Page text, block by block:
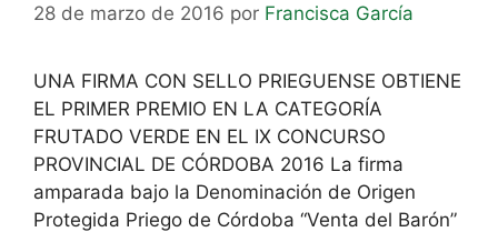
28 de marzo de 2016 por Francisca García
UNA FIRMA CON SELLO PRIEGUENSE OBTIENE
EL PRIMER PREMIO EN LA CATEGORÍA
FRUTADO VERDE EN EL IX CONCURSO
PROVINCIAL DE CÓRDOBA 2016 La firma
amparada bajo la Denominación de Origen
Protegida Priego de Córdoba “Venta del Barón”